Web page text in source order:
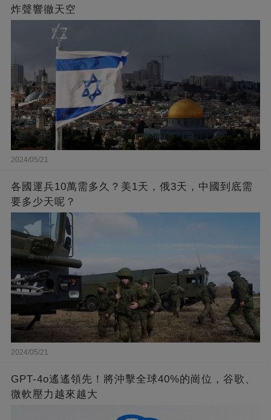
炸聲響徹天空
2024/05/21
各國運兵10萬需多久？美1天，俄3天，中國到底需
要多少天呢？
2024/05/21
GPT-4o遙遙領先！將沖擊全球40%的崗位，谷歌、
微軟壓力越來越大